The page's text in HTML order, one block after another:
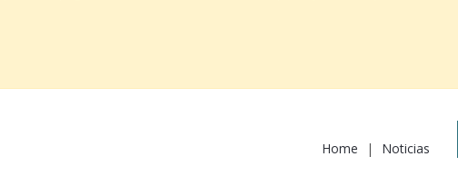
Home | Noticias